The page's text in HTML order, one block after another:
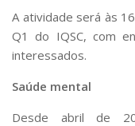
Agenda de
Defesa de Teses
A atividade será às
Q1 do IQSC, com
interessados.
Saúde mental
Desde abril de